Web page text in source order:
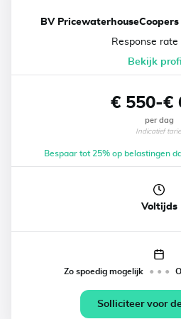
BV
Response rate
Bekijk
€ 550-€
per dag
Indicatief
Bespaar tot 25% op belastingen
Voltijds
Zo spoedig mogelijk • • •
Solliciteer voor